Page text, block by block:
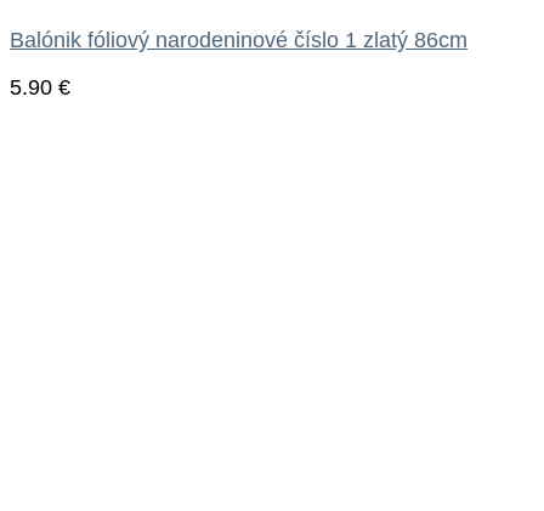
Balónik fóliový narodeninové číslo 1 zlatý 86cm
5.90 €